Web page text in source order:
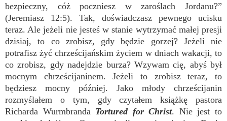
bezpieczny, cóż poczniesz w zaroślach Jordanu?”
(Jeremiasz 12:5). Tak, doświadczasz pewnego ucisku
teraz. Ale jeżeli nie jesteś w stanie wytrzymać małej presji
dzisiaj, to co zrobisz, gdy będzie gorzej? Jeżeli nie
potrafisz żyć chrześcijańskim życiem w dniach wakacji, to
co zrobisz, gdy nadejdzie burza? Wzywam cię, abyś był
mocnym chrześcijaninem. Jeżeli to zrobisz teraz, to
będziesz mocny później. Jako młody chrześcijanin
rozmyślałem o tym, gdy czytałem książkę pastora
Richarda Wurmbranda Tortured for Christ. Nie jest to